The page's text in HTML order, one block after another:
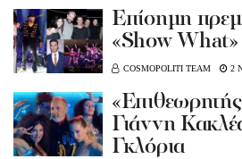
Eπίσημη
«Show What»
COSMOPOLITI TEAM 2
Γιάννη
Γκλόρια